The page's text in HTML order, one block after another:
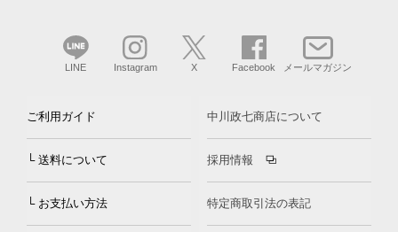
LINE Instagram X Facebook メールマガジン
ご利用ガイド
└ 送料について
└ お支払い方法
中川政七商店について
採用情報
特定商取引法の表記